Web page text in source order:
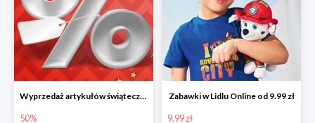
Wyprzedaż artykułów świątecznych w Lidlu Online
50%
Zabawki w Lidlu Online od 9.99 zł
9.99 zł